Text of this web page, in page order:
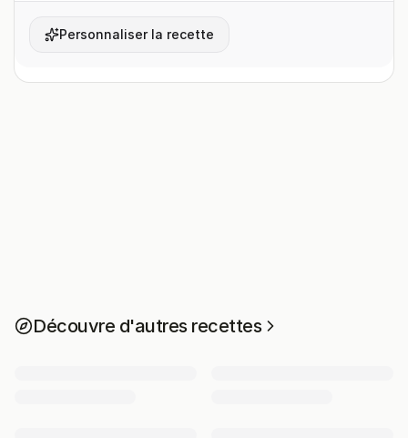
Personnaliser la recette
Découvre d'autres recettes